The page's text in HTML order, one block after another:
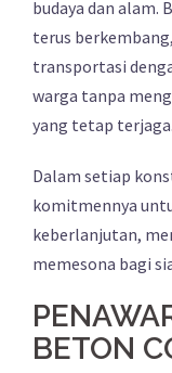
budaya dan alam.
terus
transportasi
warga tanpa
yang tetap terjaga.
Dalam setiap
komitmennya
keberlanjutan,
memesona bagi
BETON